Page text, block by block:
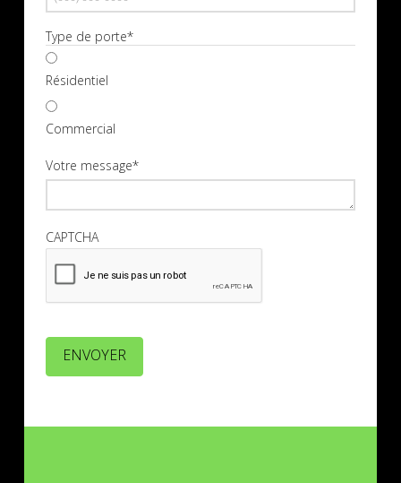
Type de porte*
Résidentiel
Commercial
Votre message*
CAPTCHA
ENVOYER